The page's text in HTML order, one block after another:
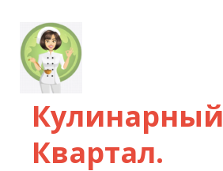
Кулинарный
Квартал.